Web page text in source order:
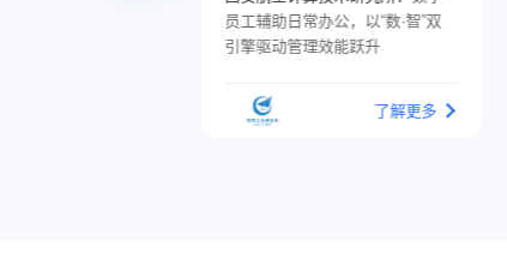
与业务的融合，为企业智能化发
展奠定坚实基础
了解更多